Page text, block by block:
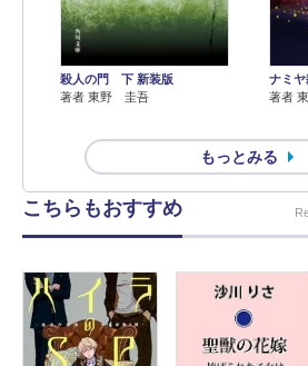
殺人の門 下 新装版
著者 東野 圭吾
ナミ
著者
もっとみる
こちらもおすすめ